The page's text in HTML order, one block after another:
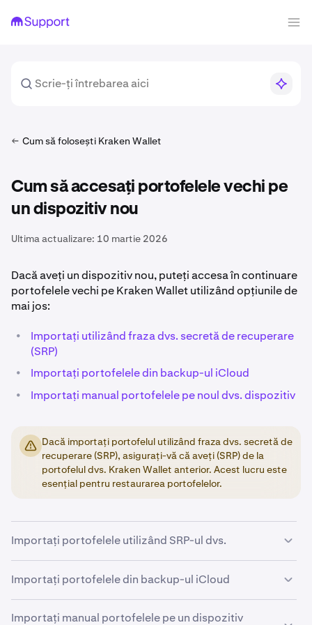
Cum să folosești Kraken Wallet
Cum să accesați portofelele vechi pe
un dispozitiv nou
Ultima actualizare: 10 martie 2026
Dacă aveți un dispozitiv nou, puteți accesa în continuare
portofelele vechi pe Kraken Wallet utilizând opțiunile de
mai jos:
•
Importați utilizând fraza dvs. secretă de recuperare
(SRP)
• Importați portofelele din backup-ul iCloud
• Importați manual portofelele pe noul dvs. dispozitiv
Dacă importați portofelul utilizând fraza dvs. secretă de
recuperare (SRP), asigurați-vă că aveți (SRP) de la
portofelul dvs. Kraken Wallet anterior. Acest lucru este
esențial pentru restaurarea portofelelor.
Importați portofelele utilizând SRP-ul dvs.
1 Descărcațiaplicația oficială Kraken Wallet
din App
Store sau Google Play Store.
2 AtingețiImport Walletși introduceți SRP-ul dvs.
Importați portofelele din backup-ul iCloud
1
Importați manual portofelele pe un dispozitiv